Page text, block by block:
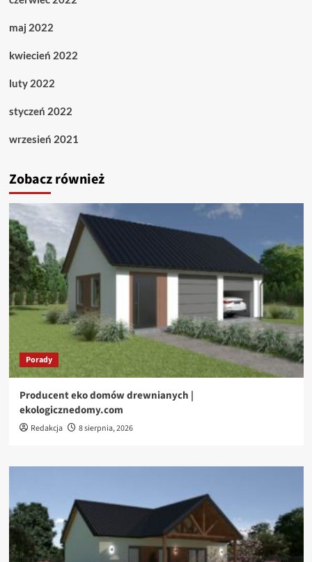
maj 2022
kwiecień 2022
luty 2022
styczeń 2022
wrzesień 2021
Zobacz również
Porady
Producent eko domów drewnianych |
ekologicznedomy.com
Redakcja 8 sierpnia, 2026